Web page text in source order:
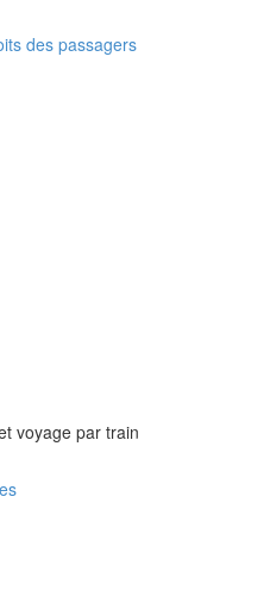
des passagers
voyage par train